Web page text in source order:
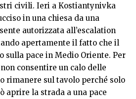
civili. Ieri a Kostiantynivka
in una chiesa da una
autorizzata all’escalation
apertamente il fatto che il
sulla pace in Medio Oriente. Per
consentire un calo delle
rimanere sul tavolo perché solo
aprire la strada a una pace